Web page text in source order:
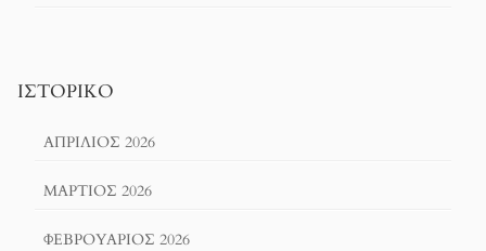
ΙΣΤΟΡΙΚΌ
ΑΠΡΊΛΙΟΣ 2026
ΜΆΡΤΙΟΣ 2026
ΦΕΒΡΟΥΆΡΙΟΣ 2026